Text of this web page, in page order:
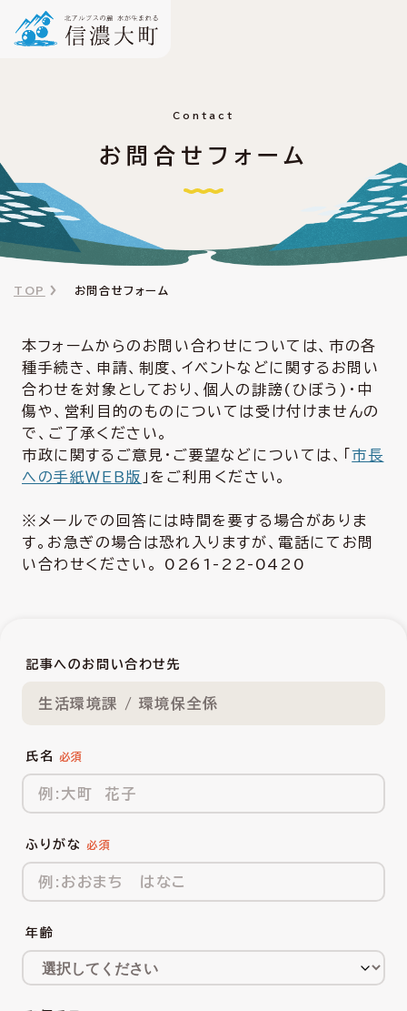
Contact
お問合せフォーム
TOP お問合せフォーム
本フォームからのお問い合わせについては、市の各
種手続き、申請、制度、イベントなどに関するお問い
合わせを対象としており、個人の誹謗(ひぼう)・中
傷や、営利目的のものについては受け付けませんの
で、ご了承ください。
市政に関するご意見・ご要望などについては、「市長
への手紙ＷＥＢ版 」をご利用ください。
※メールでの回答には時間を要する場合がありま
す。お急ぎの場合は恐れ入りますが、電話にてお問
い合わせください。 0261-22-0420
記事へのお問い合わせ先
生活環境課 / 環境保全係
氏名
ふりがな
年齢